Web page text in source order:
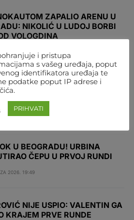
ZAPALIO ARENU U
NIKOLIĆ U LUDOJ BORBI
VOLOGDINA
2026. 18:21
ŠOK! JANIČIĆ OZLIJEDIO
GA FRANCUZ UGUŠIO U
RUNDI
2026. 19:41
U BEOGRADU! URBINA
ČEPU U PRVOJ RUNDI
2026. 19:49
NIJE USPIO: VALENTIN GA
KRAJEM PRVE RUNDE
i pristupa
s vašeg uređaja, poput
identifikatora uređaja te
podatke poput IP adrese i
PRIHVATI